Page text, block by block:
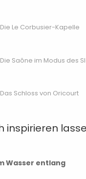
Die Le Corbusier-Kapelle
Die Saône im Modus des
Das Schloss von Oricourt
inspirieren
Wasser entlang